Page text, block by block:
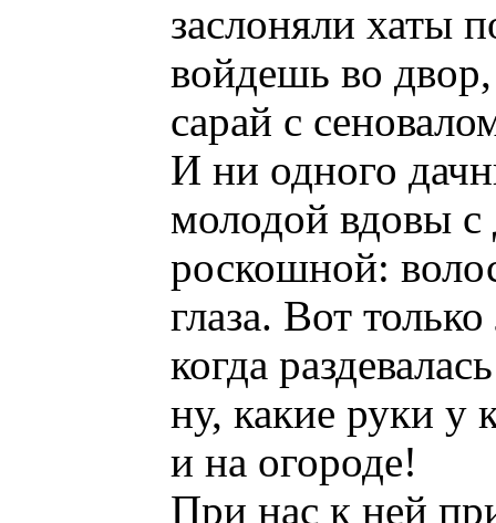
заслоняли хаты
войдешь во
сарай с
И ни одного
молодой вдовы с
роскошной:
глаза. Вот
когда
ну, какие руки у
и на огороде!
При нас к ней